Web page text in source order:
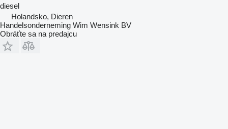
diesel
Holandsko, Dieren
Handelsonderneming Wim Wensink BV
Obráťte sa na predajcu